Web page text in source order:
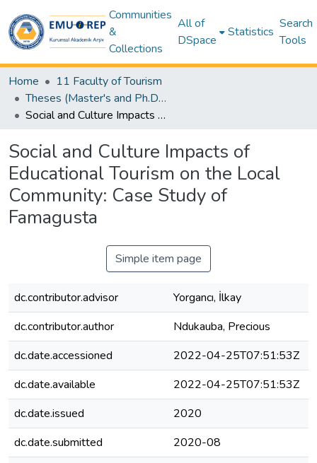
Communities
&
Collections
All of
DSpace
Statistics
Search
Tools
Home
11 Faculty of Tourism
Theses (Master's and Ph.D) - Tourism
Social and Culture Impacts of Educational Tourism on the Local Community: Case Study of Famagusta
Social and Culture Impacts of
Educational Tourism on the Local
Community: Case Study of
Famagusta
Simple item page
dc.contributor.advisor
Yorgancı, İlkay
dc.contributor.author
Ndukauba, Precious
dc.date.accessioned
2022-04-25T07:51:53Z
dc.date.available
2022-04-25T07:51:53Z
dc.date.issued
2020
dc.date.submitted
2020-08